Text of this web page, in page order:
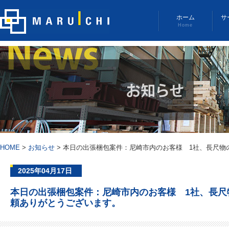
ホーム
Home
サ
HOME > お知らせ > 本日の出張梱包案件：尼崎市内のお客様 1社、長尺
2025年04月17日
本日の出張梱包案件：尼崎市内のお客様 1社、長
頼ありがとうございます。